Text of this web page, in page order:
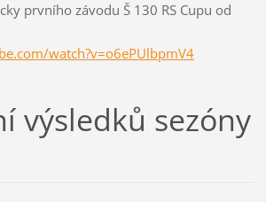
prvního závodu Š 130 RS Cupu od
watch?v=o6ePUlbpmV4
výsledků sezóny